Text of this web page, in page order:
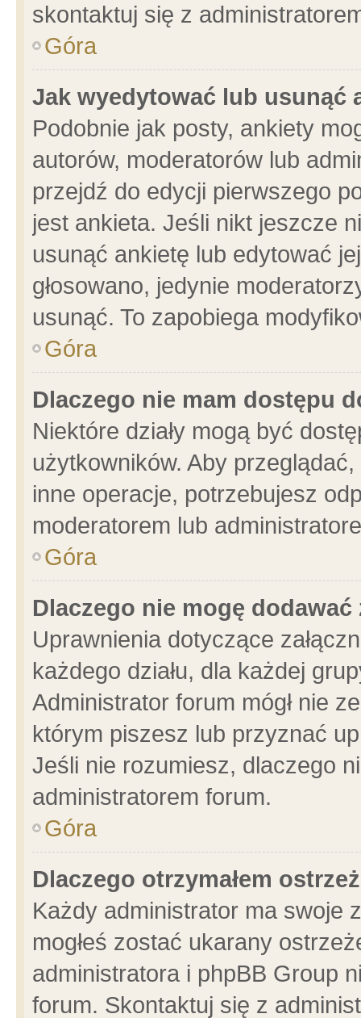
skontaktuj się z
Góra
Jak wyedytować lub usunąć
Podobnie jak posty, ankiety
autorów, moderatorów lub
przejdź do edycji pierwszego
jest ankieta. Jeśli nikt jeszcze
usunąć ankietę lub edytować
głosowano, jedynie
usunąć. To zapobiega
Góra
Dlaczego nie mam dostępu
Niektóre działy mogą być
użytkowników. Aby
inne operacje, potrzebujesz
moderatorem lub
Góra
Dlaczego nie mogę dodawać
Uprawnienia dotyczące
każdego działu, dla każdej
Administrator forum mógł nie
którym piszesz lub przyznać
Jeśli nie rozumiesz, dlaczego
administratorem forum.
Góra
Dlaczego otrzymałem
Każdy administrator ma swoje
mogłeś zostać ukarany
administratora i phpBB Group
forum. Skontaktuj się z